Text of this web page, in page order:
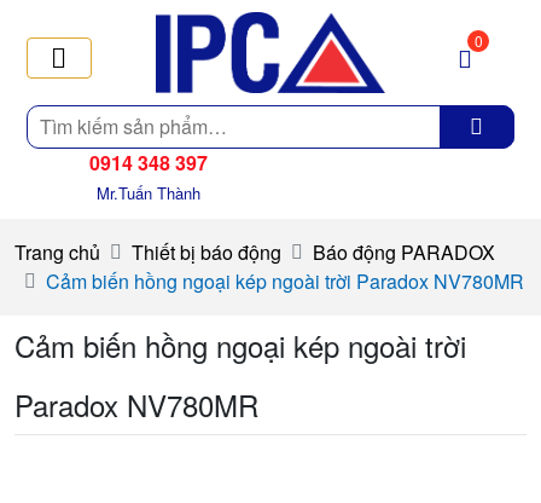
Tìm
kiếm
0
0914 348 397
Mr.Tuấn Thành
Trang chủ Thiết bị báo động
Báo động PARADOX
Cảm biến hồng ngoại kép ngoài trời Paradox NV780MR
Cảm biến hồng ngoại kép ngoài trời
Paradox NV780MR